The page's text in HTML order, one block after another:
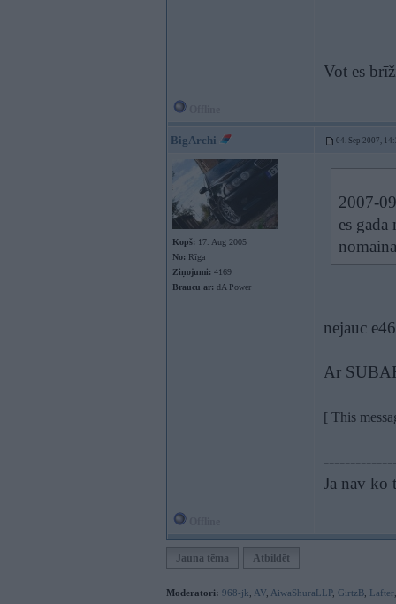
Vot es
BigArchi 04. Sep 2007,
Kopš: 17. Aug 2005
No: Rīga
Ziņojumi: 4169
Braucu ar: dA Power
2007-
es
nejauc
Ar
[ This
Ja nav ko
Jauna tēma Atbildēt
Moderatori: 968-jk AV AiwaShuraLLP, GirtzB Lafter